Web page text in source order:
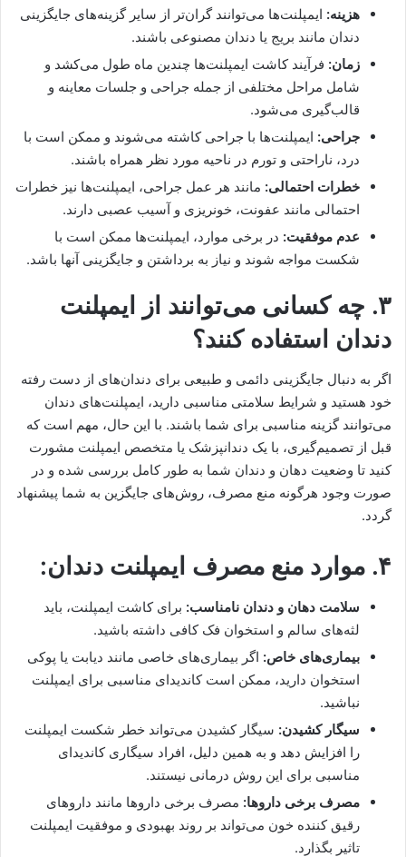
هزینه: ایمپلنت‌ها می‌توانند گران‌تر از سایر گزینه‌های جایگزینی
دندان مانند بریج یا دندان مصنوعی باشند.
زمان: فرآیند کاشت ایمپلنت‌ها چندین ماه طول می‌کشد و
شامل مراحل مختلفی از جمله جراحی و جلسات معاینه و
قالب‌گیری می‌شود.
جراحی: ایمپلنت‌ها با جراحی کاشته می‌شوند و ممکن است با
درد، ‌ناراحتی و تورم در ناحیه مورد نظر همراه باشند.
خطرات احتمالی: مانند هر عمل جراحی، ایمپلنت‌ها نیز خطرات
احتمالی مانند عفونت، خونریزی و آسیب عصبی دارند.
عدم موفقیت: در برخی موارد، ایمپلنت‌ها ممکن است با
شکست مواجه شوند و نیاز به برداشتن و جایگزینی آنها باشد.
۳. چه کسانی می‌توانند از ایمپلنت
دندان استفاده کنند؟
اگر به دنبال جایگزینی دائمی و طبیعی برای دندان‌های از دست رفته
خود هستید و شرایط سلامتی مناسبی دارید، ایمپلنت‌های دندان
می‌توانند گزینه مناسبی برای شما باشند. با این حال، مهم است که
قبل از تصمیم‌گیری، با یک دندانپزشک یا متخصص ایمپلنت مشورت
کنید تا وضعیت دهان و دندان شما به طور کامل بررسی شده و در
صورت وجود هرگونه منع مصرف، روش‌های جایگزین به شما پیشنهاد
گردد.
۴. موارد منع مصرف ایمپلنت دندان:
سلامت دهان و دندان نامناسب: برای کاشت ایمپلنت، باید
لثه‌های سالم و استخوان فک کافی داشته باشید.
بیماری‌های خاص: اگر بیماری‌های خاصی مانند دیابت یا پوکی
استخوان دارید، ممکن است کاندیدای مناسبی برای ایمپلنت
نباشید.
سیگار کشیدن: سیگار کشیدن می‌تواند خطر شکست ایمپلنت
را افزایش دهد و به همین دلیل، افراد سیگاری کاندیدای
مناسبی برای این روش درمانی نیستند.
مصرف برخی داروها: مصرف برخی داروها مانند داروهای
رقیق کننده خون می‌تواند بر روند بهبودی و موفقیت ایمپلنت
تاثیر بگذارد.